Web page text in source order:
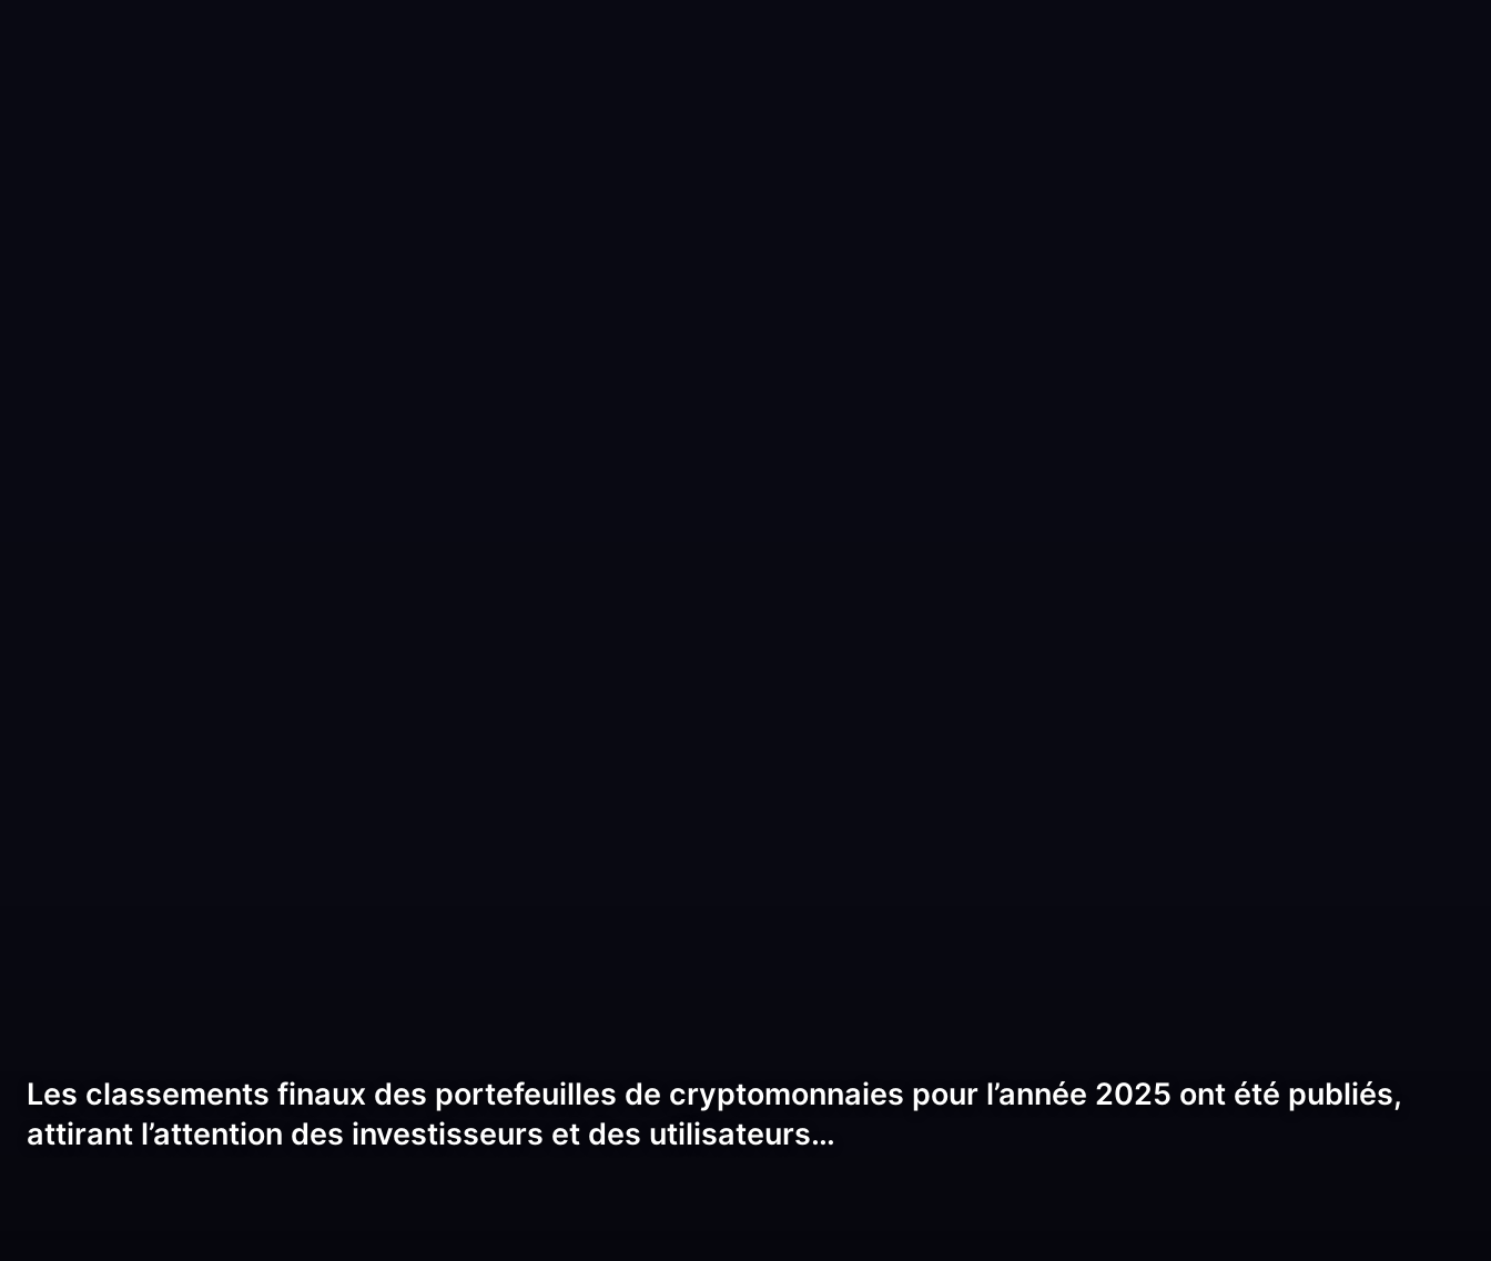
Les classements finaux des portefeuilles de cryptomonnaies pour l’année 2025 ont été publiés,
attirant l’attention des investisseurs et des utilisateurs…